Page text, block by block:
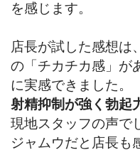
を感じます。
店長が試した感想は
の「チカチカ感」が
に実感できました。
射精抑制が強く勃起
現地スタッフの声で
ジャムウだと店長も